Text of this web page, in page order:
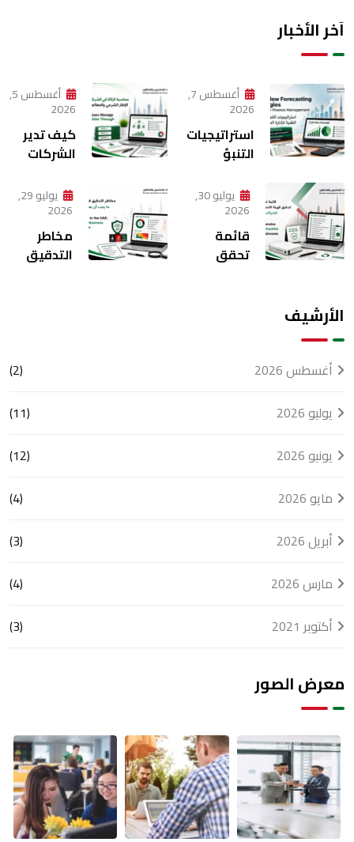
آخر الأخبار
أغسطس 7,
2026
استراتيجيات
التنبؤ
النقدية في
الإدارة
المالية
الحديثة
أغسطس 5,
2026
كيف تدير
الشركات
الكيانات
عملياتها
المحاسبية؟
يوليو 30,
2026
قائمة
تحقق
يوليو 29,
2026
مخاطر
التدقيق
الأرشيف
أغسطس 2026
(2)
يوليو 2026
(11)
يونيو 2026
(12)
مايو 2026
(4)
أبريل 2026
(3)
مارس 2026
(4)
أكتوبر 2021
(3)
معرض الصور